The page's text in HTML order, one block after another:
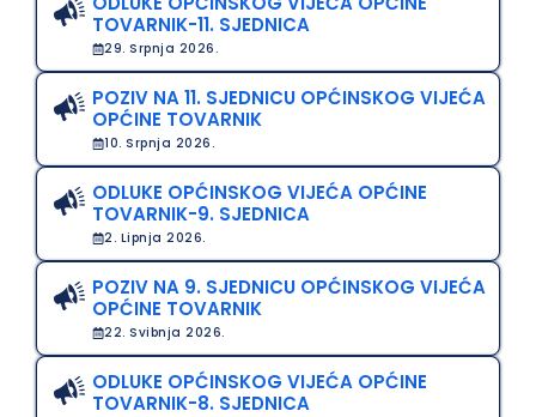
TOVARNIK-11. SJEDNICA
29. Srpnja 2026.
POZIV NA 11. SJEDNICU OPĆINSKOG VIJEĆA
OPĆINE TOVARNIK
10. Srpnja 2026.
ODLUKE OPĆINSKOG VIJEĆA OPĆINE
TOVARNIK-9. SJEDNICA
2. Lipnja 2026.
POZIV NA 9. SJEDNICU OPĆINSKOG VIJEĆA
OPĆINE TOVARNIK
22. Svibnja 2026.
ODLUKE OPĆINSKOG VIJEĆA OPĆINE
TOVARNIK-8. SJEDNICA